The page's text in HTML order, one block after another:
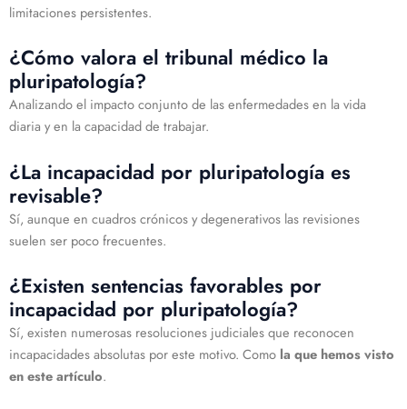
limitaciones persistentes.
¿Cómo valora el tribunal médico la
pluripatología?
Analizando el impacto conjunto de las enfermedades en la vida
diaria y en la capacidad de trabajar.
¿La incapacidad por pluripatología es
revisable?
Sí, aunque en cuadros crónicos y degenerativos las revisiones
suelen ser poco frecuentes.
¿Existen sentencias favorables por
incapacidad por pluripatología?
Sí, existen numerosas resoluciones judiciales que reconocen
incapacidades absolutas por este motivo. Como la que hemos visto
en este artículo.